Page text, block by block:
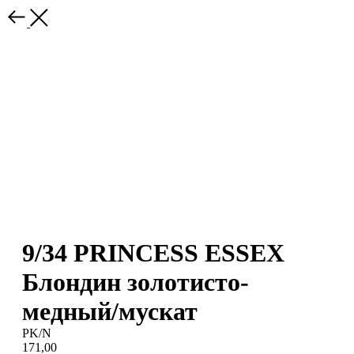
9/34 PRINCESS ESSEX
Блондин золотисто-
медный/мускат
PK/N
171,00